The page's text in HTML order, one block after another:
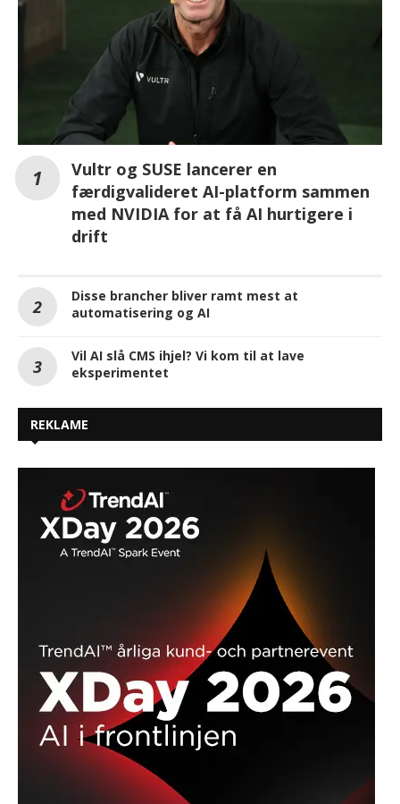
Vultr og SUSE lancerer en
færdigvalideret AI-platform sammen
med NVIDIA for at få AI hurtigere i
drift
Disse brancher bliver ramt mest at
automatisering og AI
Vil AI slå CMS ihjel? Vi kom til at lave
eksperimentet
REKLAME